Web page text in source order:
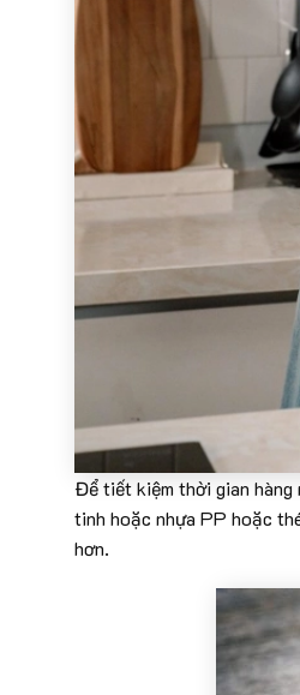
Để tiết kiệm thời gian hàng
tinh hoặc nhựa PP hoặc
hơn.